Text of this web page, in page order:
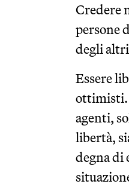
Credere
persone
degli
Essere
ottimisti.
agenti,
libertà,
degna di